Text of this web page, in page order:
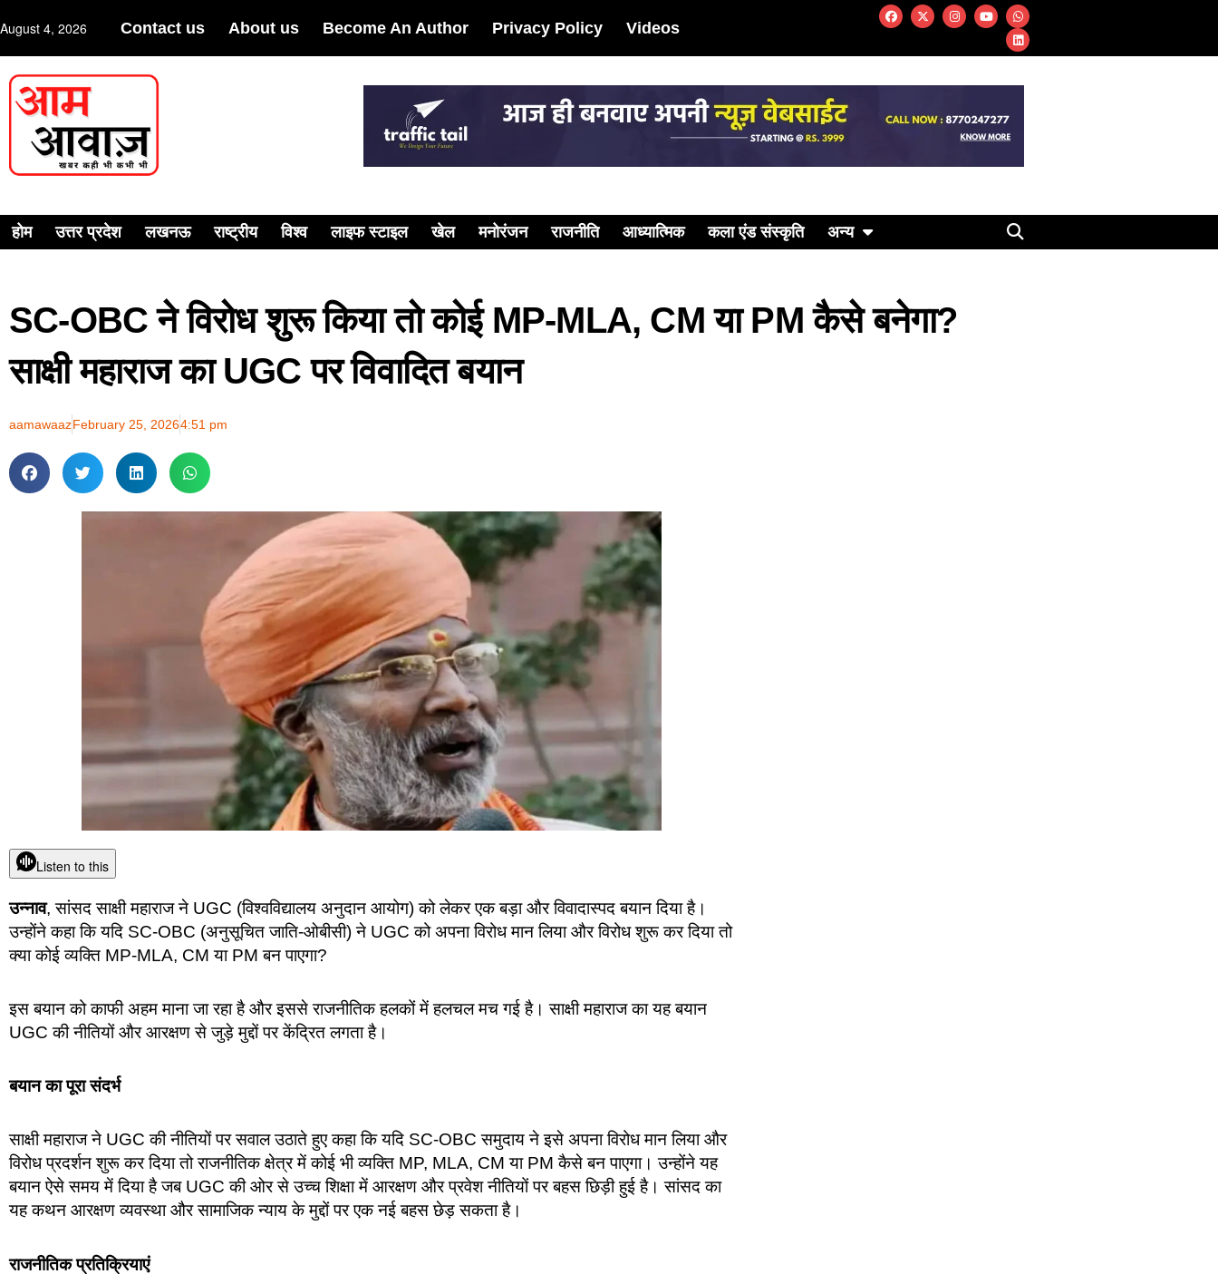
August 4, 2026 Contact us About us Become An Author Privacy Policy Videos
होम उत्तर प्रदेश लखनऊ राष्ट्रीय विश्व लाइफ स्टाइल खेल मनोरंजन राजनीति आध्यात्मिक कला एंड संस्कृति अन्य
SC-OBC ने विरोध शुरू किया तो कोई MP-MLA, CM या PM कैसे बनेगा?
साक्षी महाराज का UGC पर विवादित बयान
aamawaazFebruary 25, 20264:51 pm
Listen to this
उन्नाव, सांसद साक्षी महाराज ने UGC (विश्वविद्यालय अनुदान आयोग) को लेकर एक बड़ा और विवादास्पद बयान दिया है।
उन्होंने कहा कि यदि SC-OBC (अनुसूचित जाति-ओबीसी) ने UGC को अपना विरोध मान लिया और विरोध शुरू कर दिया तो
क्या कोई व्यक्ति MP-MLA, CM या PM बन पाएगा?
इस बयान को काफी अहम माना जा रहा है और इससे राजनीतिक हलकों में हलचल मच गई है। साक्षी महाराज का यह बयान
UGC की नीतियों और आरक्षण से जुड़े मुद्दों पर केंद्रित लगता है।
बयान का पूरा संदर्भ
साक्षी महाराज ने UGC की नीतियों पर सवाल उठाते हुए कहा कि यदि SC-OBC समुदाय ने इसे अपना विरोध मान लिया और
विरोध प्रदर्शन शुरू कर दिया तो राजनीतिक क्षेत्र में कोई भी व्यक्ति MP, MLA, CM या PM कैसे बन पाएगा। उन्होंने यह
बयान ऐसे समय में दिया है जब UGC की ओर से उच्च शिक्षा में आरक्षण और प्रवेश नीतियों पर बहस छिड़ी हुई है। सांसद का
यह कथन आरक्षण व्यवस्था और सामाजिक न्याय के मुद्दों पर एक नई बहस छेड़ सकता है।
राजनीतिक प्रतिक्रियाएं